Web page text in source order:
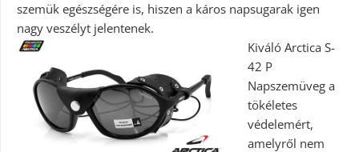
szemük egészségére is, hiszen a káros napsugarak igen
nagy veszélyt jelentenek.
Kiváló Arctica S-
42 P
Napszemüveg a
tökéletes
védelemért,
amelyről nem